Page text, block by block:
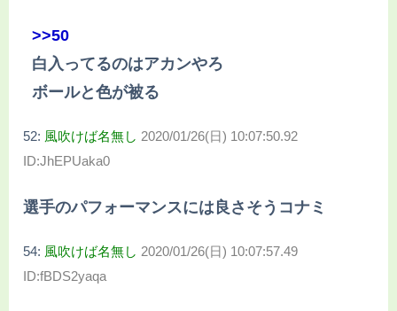
>>50
白入ってるのはアカンやろ
ボールと色が被る
52: 風吹けば名無し 2020/01/26(日) 10:07:50.92
ID:JhEPUaka0
選手のパフォーマンスには良さそうコナミ
54: 風吹けば名無し 2020/01/26(日) 10:07:57.49
ID:fBDS2yaqa